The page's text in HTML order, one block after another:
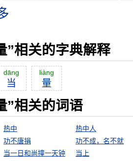
”相关的字典解释
dāng
当
liàng
量
”相关的词语
热中
热中人
功不唐捐
功不成，名不就
当一日和尚撞一天钟
当上